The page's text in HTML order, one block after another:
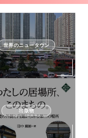
世界のニュータウン
出版物